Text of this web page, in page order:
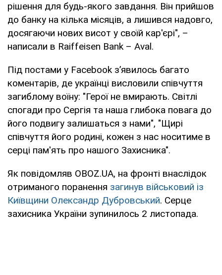
рішення для будь-якого завдання. Він прийшов
до банку на кілька місяців, а лишився надовго,
досягаючи нових висот у своїй кар'єрі", –
написали в Raiffeisen Bank – Aval.
Під постами у Facebook з’явилось багато
коментарів, де українці висловили співчуття
загиблому воїну: "Герої не вмирають. Світлі
спогади про Сергія та наша глибока повага до
його подвигу залишаться з нами", "Щирі
співчуття його родині, кожен з нас носитиме в
серці пам'ять про нашого Захисника".
Як повідомляв OBOZ.UA, на фронті внаслідок
отриманого поранення загинув військовий із
Київщини Олександр Дубровський. Серце
захисника України зупинилось 2 листопада.